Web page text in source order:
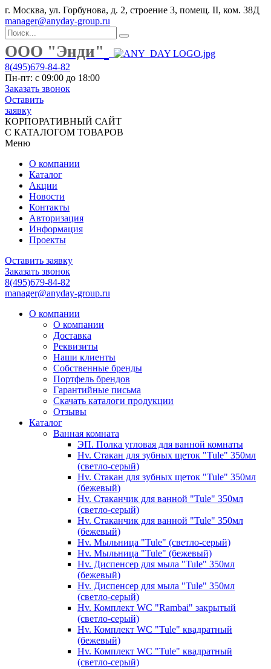
г. Москва, ул. Горбунова, д. 2, строение 3, помещ. II, ком. 38Д
manager@anyday-group.ru
ООО "Энди"
8(495)679-84-82
Пн-пт: с 09:00 до 18:00
Заказать звонок
Оставить
заявку
КОРПОРАТИВНЫЙ САЙТ
С КАТАЛОГОМ ТОВАРОВ
Меню
О компании
Каталог
Акции
Новости
Контакты
Авторизация
Информация
Проекты
Оставить заявку
Заказать звонок
8(495)679-84-82
manager@anyday-group.ru
О компании
О компании
Доставка
Реквизиты
Наши клиенты
Собственные бренды
Портфель брендов
Гарантийные письма
Скачать каталоги продукции
Отзывы
Каталог
Ванная комната
ЭП. Полка угловая для ванной комнаты
Hv. Стакан для зубных щеток "Tule" 350мл
(светло-серый)
Hv. Стакан для зубных щеток "Tule" 350мл
(бежевый)
Hv. Стаканчик для ванной "Tule" 350мл
(светло-серый)
Hv. Стаканчик для ванной "Tule" 350мл
(бежевый)
Hv. Мыльница "Tule" (светло-серый)
Hv. Мыльница "Tule" (бежевый)
Hv. Диспенсер для мыла "Tule" 350мл
(бежевый)
Hv. Диспенсер для мыла "Tule" 350мл
(светло-серый)
Hv. Комплект WC "Rambai" закрытый
(светло-серый)
Hv. Комплект WC "Tule" квадратный
(бежевый)
Hv. Комплект WC "Tule" квадратный
(светло-серый)